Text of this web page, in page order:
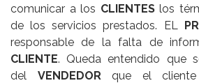
comunicar a los CLIENTESlos
de los servicios prestados. EL
responsable de la falta de
CLIENTE. Queda entendido que
del VENDEDOR que el cliente